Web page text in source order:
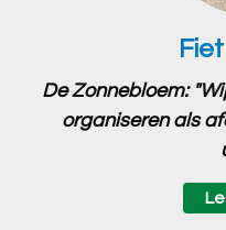
De Zonnebloem:
organiseren als